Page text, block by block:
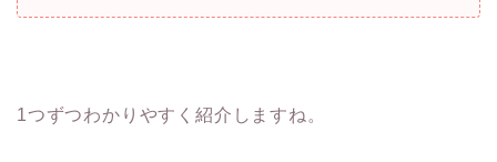
1つずつわかりやすく紹介しますね。